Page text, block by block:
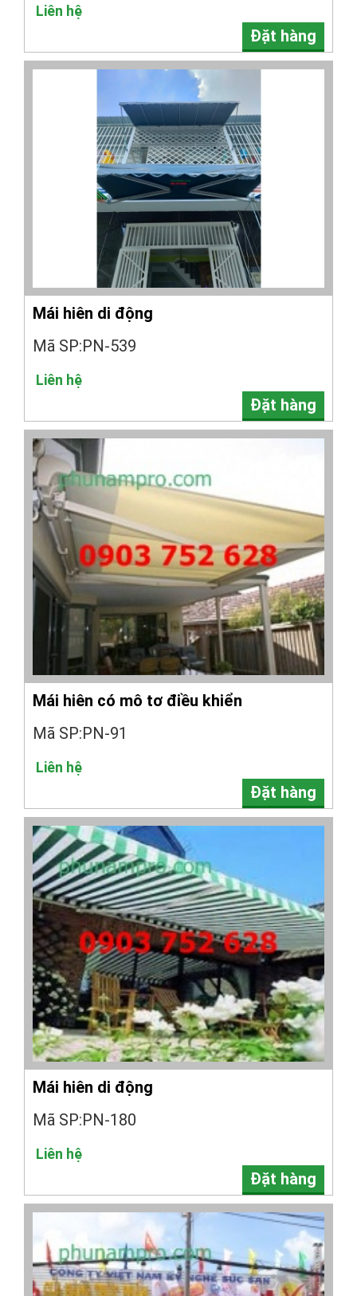
Liên hệ
Đặt hàng
Mái hiên di động
Mã SP:PN-539
Liên hệ
Đặt hàng
Mái hiên có mô tơ điều khiển
Mã SP:PN-91
Liên hệ
Đặt hàng
Mái hiên di động
Mã SP:PN-180
Liên hệ
Đặt hàng